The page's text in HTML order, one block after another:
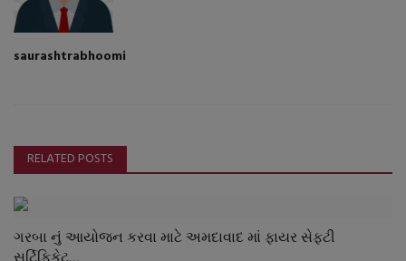
saurashtrabhoomi
RELATED POSTS
ગરબા નું આયોજન કરવા માટે અમદાવાદ માં ફાયર સેફટી
સર્ટિફિકેટ...